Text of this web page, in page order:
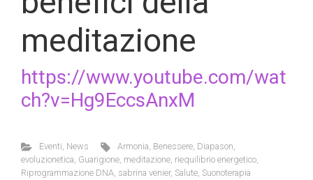
meditazione
https://www.youtube.com/wat
ch?v=Hg9EccsAnxM
Eventi, News Armonia, Benessere, Diapason,
evoluzionetica, Guarigione, meditazione, riequilibrio energetico,
Riprogrammazione DNA, sabrina venier, Salute, Suonoterapia